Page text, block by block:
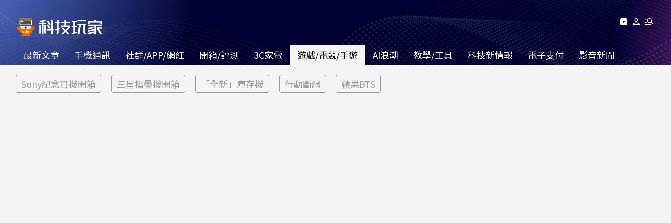
最新文章 手機通訊 社群/APP/網紅 開箱/評測 3C家電 遊戲/電競/手遊 AI浪潮 教學/工具 科技新情報 電子支付 影音新聞
Sony紀念耳機開箱 三星摺疊機開箱 「全新」庫存機 行動斷網 蘋果BTS